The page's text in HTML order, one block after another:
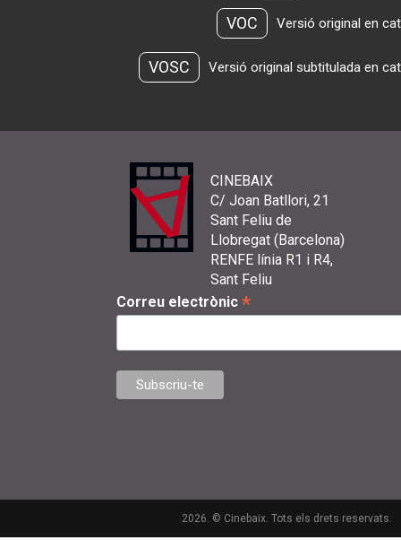
VOC Versió original en
VOSC Versió original subtitulada en
CINEBAIX
C/ Joan Batllori, 21
Sant Feliu de
Llobregat (Barcelona)
RENFE línia R1 i R4,
Sant Feliu
Correu electrònic *
2026. © Cinebaix. Tots els drets reservats.